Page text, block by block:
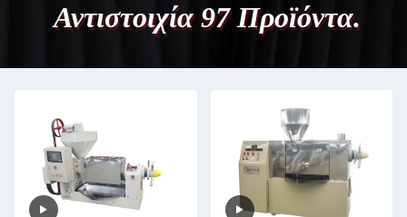
Αντιστοιχία 97 Προϊόντα.